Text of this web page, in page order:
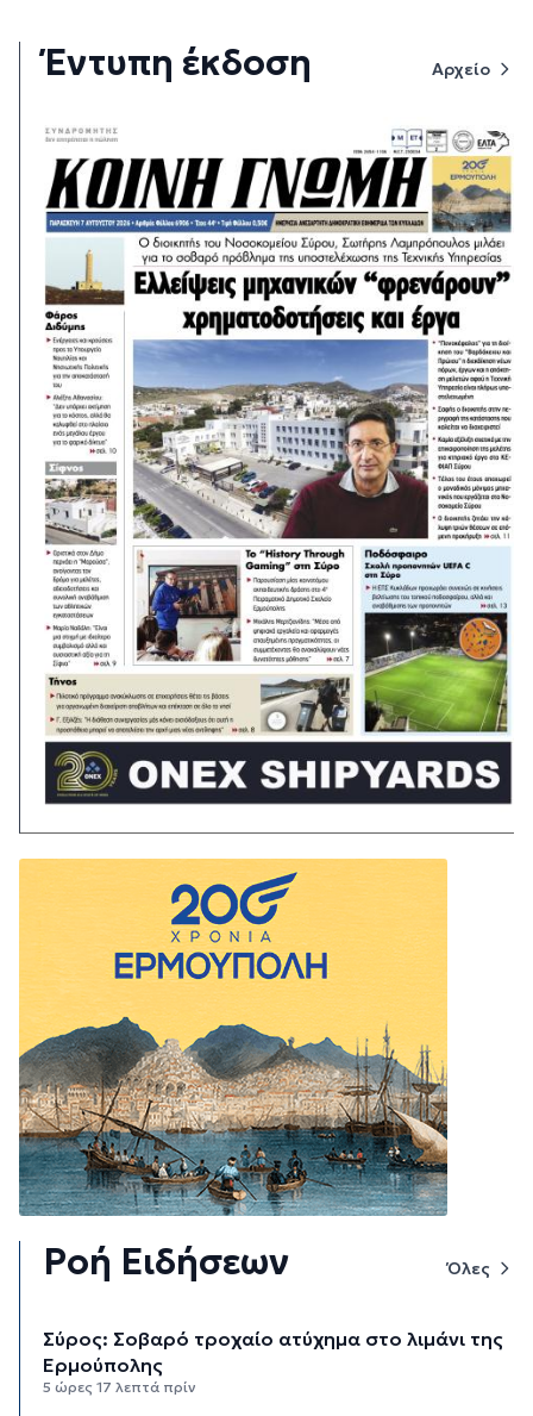
Έντυπη έκδοση Αρχείο
Ροή Ειδήσεων Όλες
Σύρος: Σοβαρό τροχαίο ατύχημα στο λιμάνι της
Ερμούπολης
5 ώρες 17 λεπτά πρίν